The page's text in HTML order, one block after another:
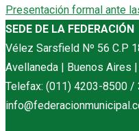
Presentación formal ante
SEDE DE LA FEDERACIÓN
Vélez Sarsfield Nº 56 C.P
Avellaneda | Buenos Aires
Telefax: (011) 4203-8500 /